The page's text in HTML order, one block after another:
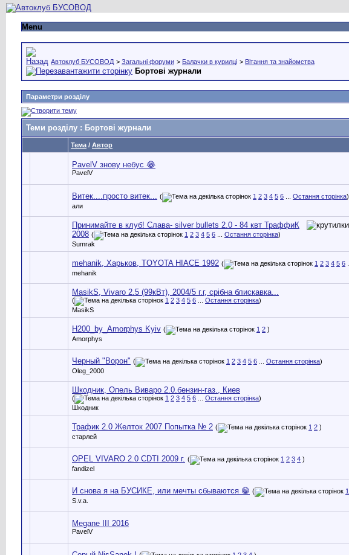
Menu
Автоклуб БУСОВОД > Загальні форуми > Балачки в курилці > Вітання та знайомства
Бортові журнали
Параметри розділу
Теми розділу : Бортові журнали
Тема / Автор
PavelV знову небус 😂
PavelV
Витек....просто витек... ( 1 2 3 4 5 6 Остання сторінка)
али
Принимайте в клуб! Слава- silver bullets 2.0 - 84 квт ТраффиК
2008 ( 1 2 3 4 5 6 Остання сторінка)
Sumrak
mehanik, Xарьков, TOYOTA HIAСE 1992 ( 1 2 3 4 5 6
mehanik
MasikS, Vivaro 2.5 (99кВт), 2004/5 г.г, срібна блискавка...
( 1 2 3 4 5 6 Остання сторінка)
MasikS
H200_by_Amorphys Kyiv ( 1 2 )
Amorphys
Черный "Ворон" ( 1 2 3 4 5 6 Остання сторінка)
Oleg_2000
Шкодник, Опель Виваро 2.0.бензин-газ., Киев
( 1 2 3 4 5 6 Остання сторінка)
Шкодник
Трафик 2.0 Желток 2007 Попытка № 2 ( 1 2 )
старлей
OPEL VIVARO 2.0 CDTI 2009 г. ( 1 2 3 4 )
fandizel
И снова я на БУСИКЕ, или мечты сбываются 😁 ( 1
S.v.a.
Megane III 2016
PavelV